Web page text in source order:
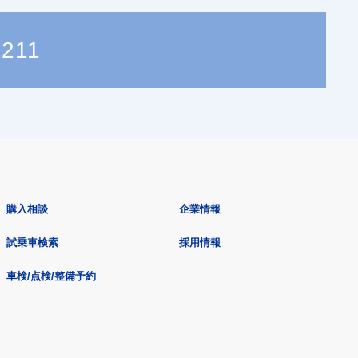
購入相談
試乗車検索
車検/点検/整備予約
企業情報
採用情報